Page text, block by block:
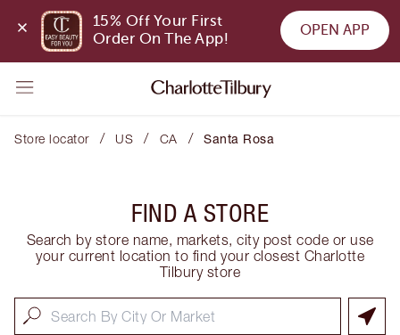
15% Off Your First
Order On The App!
OPEN APP
Store locator / US / CA / Santa Rosa
FIND A STORE
Search by store name, markets, city post code or use
your current location to find your closest Charlotte
Tilbury store